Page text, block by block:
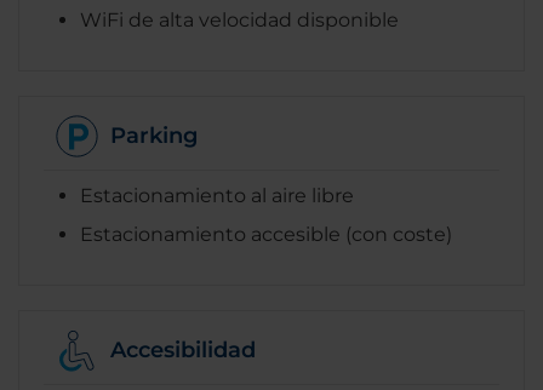
WiFi de alta velocidad disponible
Parking
Estacionamiento al aire libre
Estacionamiento accesible (con coste)
Accesibilidad